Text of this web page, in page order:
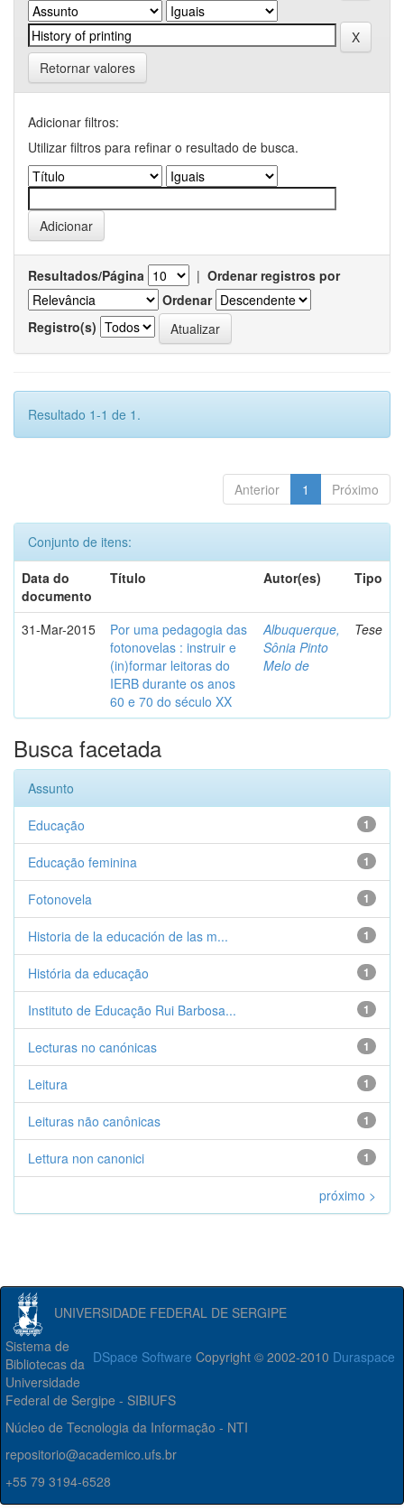
Retornar valores
Adicionar filtros:
Utilizar filtros para refinar o resultado de busca.
Resultados/Página | Ordenar registros por
Ordenar
Registro(s)
Resultado 1-1 de 1.
Anterior 1 Próximo
Conjunto de itens:
Data do
documento
Título Autor(es) Tipo
31-Mar-2015
Por uma pedagogia das
fotonovelas : instruir e
(in)formar leitoras do
IERB durante os anos
60 e 70 do século XX
Albuquerque,
Sônia Pinto
Melo de
Tese
Busca facetada
Assunto
1
Educação
1
Educação feminina
1
Fotonovela
1
Historia de la educación de las m...
1
História da educação
1
Instituto de Educação Rui Barbosa...
1
Lecturas no canónicas
1
Leitura
1
Leituras não canônicas
1
Lettura non canonici
próximo >
UNIVERSIDADE FEDERAL DE SERGIPE
DSpace Software Copyright © 2002-2010 Duraspace
Sistema de
Bibliotecas da
Universidade
Federal de Sergipe - SIBIUFS
Núcleo de Tecnologia da Informação - NTI
repositorio@academico.ufs.br
+55 79 3194-6528